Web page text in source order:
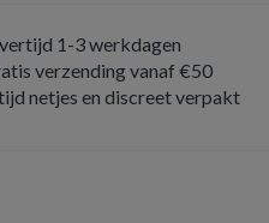
1-3 werkdagen
verzending vanaf €50
netjes en discreet verpakt